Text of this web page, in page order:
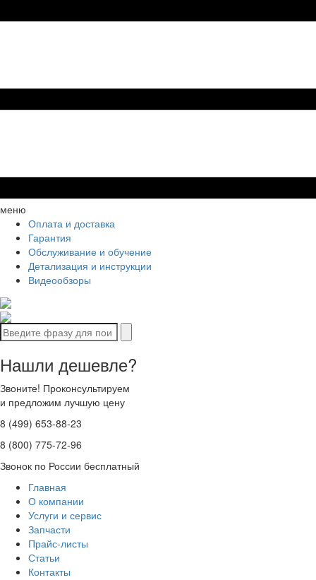
меню
Оплата и доставка
Гарантия
Обслуживание и обучение
Детализация и инструкции
Видеообзоры
Нашли дешевле?
Звоните! Проконсультируем
и предложим лучшую цену
8 (499) 653-88-23
8 (800) 775-72-96
Звонок по России бесплатный
Главная
О компании
Услуги и сервис
Запчасти
Прайс-листы
Статьи
Контакты